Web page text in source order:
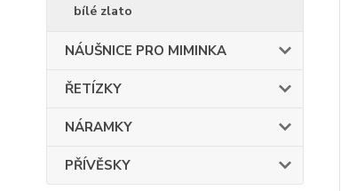
bílé zlato
NÁUŠNICE PRO MIMINKA
ŘETÍZKY
NÁRAMKY
PŘÍVĚSKY